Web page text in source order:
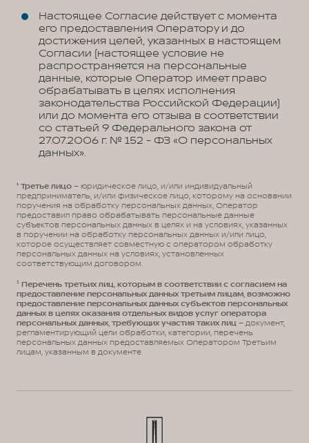
Настоящее Согласие действует с момента
его предоставления Оператору и до
достижения целей, указанных в настоящем
Согласии (настоящее условие не
распространяется на персональные
данные, которые Оператор имеет право
обрабатывать в целях исполнения
законодательства Российской Федерации)
или до момента его отзыва в соответствии
со статьей 9 Федерального закона от
27.07.2006 г. № 152 - ФЗ «О персональных
данных».
¹ Третье лицо – юридическое лицо, и/или индивидуальный
предприниматель, и/или физическое лицо, которому на основании
поручения на обработку персональных данных, Оператор
предоставил право обрабатывать персональные данные
субъектов персональных данных в целях и на условиях, указанных
в поручении на обработку персональных данных и/или лицо,
которое осуществляет совместную с оператором обработку
персональных данных на условиях, установленных
соответствующим договором.
² Перечень третьих лиц, которым в соответствии с согласием на
предоставление персональных данных третьим лицам, возможно
предоставление персональных данных субъектов персональных
данных в целях оказания отдельных видов услуг оператора
персональных данных, требующих участия таких лиц – документ,
регламентирующий цели обработки, категории, перечень
персональных данных предоставляемых Оператором Третьим
лицам, указанным в документе.